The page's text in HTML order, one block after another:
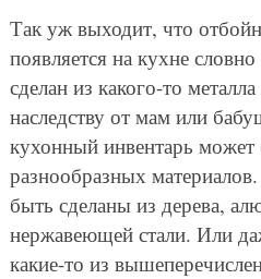
Так уж выходит, что
появляется на кухне
сделан из какого-то
наследству от мам или
кухонный инвентарь может
разнообразных
быть сделаны из дерева,
нержавеющей стали. Или
какие-то из